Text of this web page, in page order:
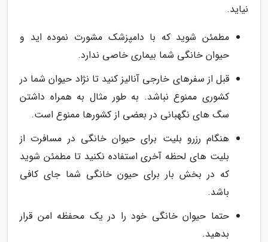
نیاید.
مطمئن شوید که با دامپزشک مشورت نموده اید و
حیوان خانگی شما بیماری خاصی ندارد.
قبل از سفرهای خارجی آنالیز کنید تا نژاد حیوان شما در
کشوری ممنوع نباشد. به طور مثال به همراه داشتن
سگ های نگهبانی در بعضی از کشورها ممنوع است.
هنگام رزرو بلیت برای حیوان خانگی در مسافرت از
بلیت های لحظه آخری استفاده نکنید تا مطمئن شوید
که در بخش بار برای حیون خانگی شما جای کافی
باشد.
حتما حیوان خانگی خود را در یک محفظه امن قرار
بدهید.